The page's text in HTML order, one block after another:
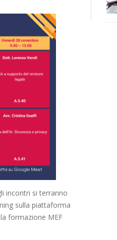
incontri si terranno
sulla piattaforma
formazione MEF